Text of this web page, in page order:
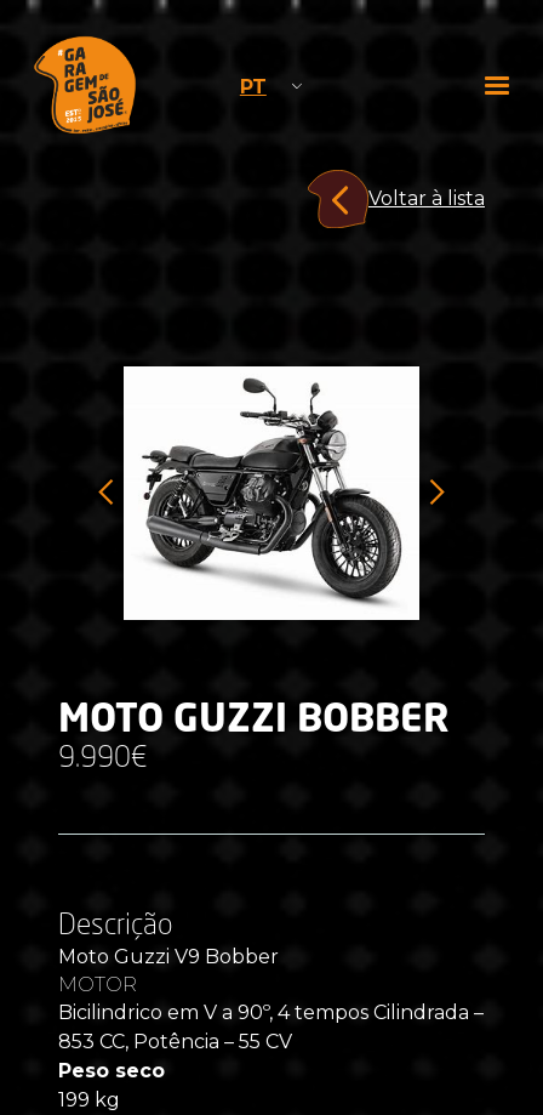
PT
Voltar à lista
MOTO GUZZI BOBBER
9.990€
Descrição
Moto Guzzi V9 Bobber
MOTOR
Bicilindrico em V a 90º, 4 tempos Cilindrada –
853 CC, Potência – 55 CV
Peso seco
199 kg